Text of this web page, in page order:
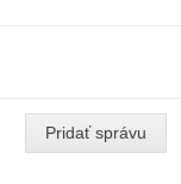
Pridať správu